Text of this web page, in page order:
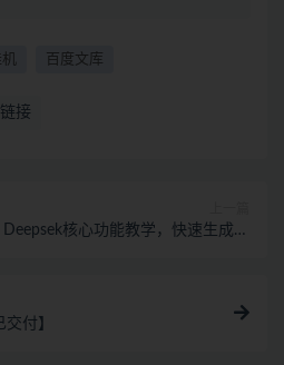
百度文库
链接
核心功能教学，快速生成高
付】